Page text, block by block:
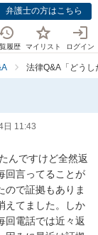
弁護士の方はこちら
履歴 マイリスト ログイン
法律Q&A「どう
日 11:43
んですけど全然返
回言ってることが
ので証拠もありま
えてました。しか
回電話では近々返